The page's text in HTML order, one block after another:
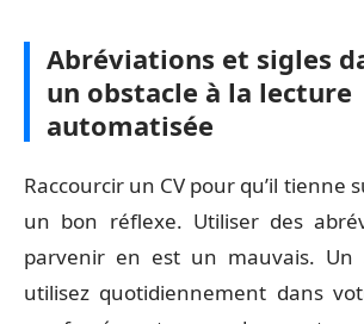
Abréviations et sigles
un obstacle à la lecture
automatisée
Raccourcir un CV pour qu’il tienne
un bon réflexe. Utiliser des
parvenir en est un mauvais. Un
utilisez quotidiennement dans